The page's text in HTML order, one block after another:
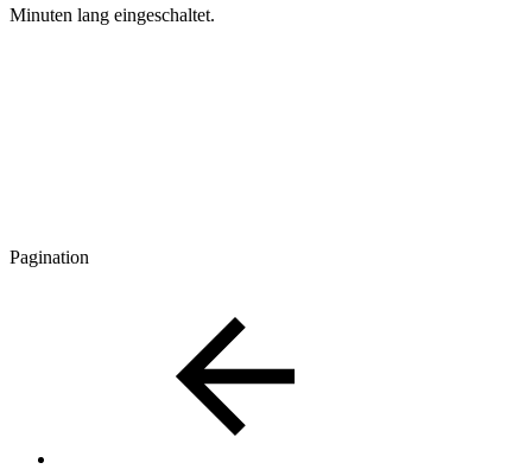
Minuten lang eingeschaltet.
Pagination